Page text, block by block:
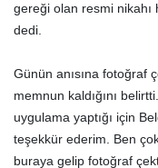
gereği olan resmi nikahı
dedi.
Günün anısına fotoğraf
memnun kaldığını
uygulama yaptığı için
teşekkür ederim. Ben
buraya gelip fotoğraf